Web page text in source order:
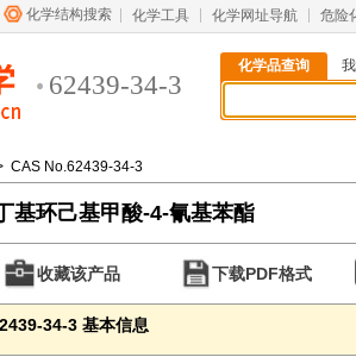
化学结构搜索 化学工具 化学网址导航 危险
62439-34-3
化学品查询
CAS No.62439-34-3
基环己基甲酸-4-氰基苯酯
收藏该产品 下载PDF格式
34-3 基本信息